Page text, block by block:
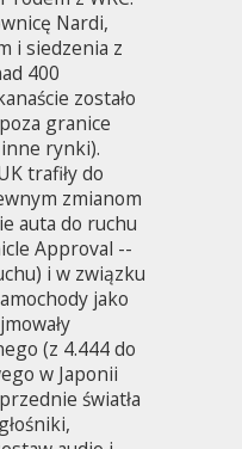
Nardi,
i siedzenia z
400
zostało
granice
rynki).
trafiły do
zmianom
auta do ruchu
Approval --
i w związku
jako
(z 4.444 do
w Japonii
światła